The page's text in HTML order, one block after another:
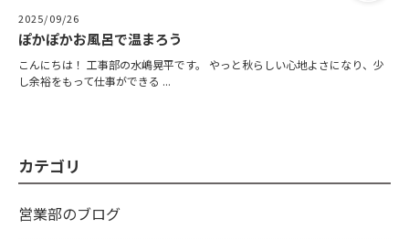
2025/09/26
ぽかぽかお風呂で温まろう
こんにちは！ 工事部の水嶋晃平です。 やっと秋らしい心地よさになり、少
し余裕をもって仕事ができる ...
カテゴリ
営業部のブログ